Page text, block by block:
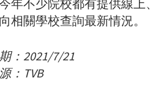
年不少院校都有提供線
相關學校查詢最新情況。
：2021/7/21
：TVB